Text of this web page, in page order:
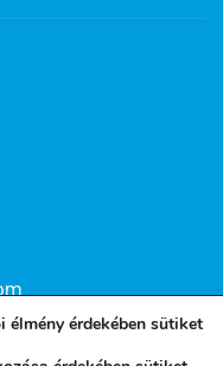
érdekében sütiket